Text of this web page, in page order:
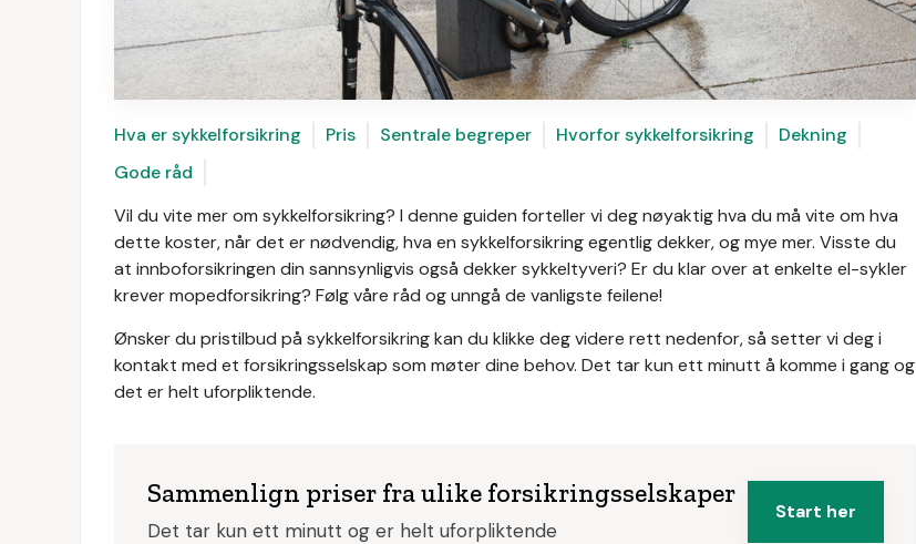
Hva er sykkelforsikring Pris Sentrale begreper Hvorfor sykkelforsikring
Dekning
Gode råd
Vil du vite mer om sykkelforsikring? I denne guiden forteller vi deg nøyaktig hva du må vite om hva
dette koster, når det er nødvendig, hva en sykkelforsikring egentlig dekker, og mye mer. Visste du
at innboforsikringen din sannsynligvis også dekker sykkeltyveri? Er du klar over at enkelte el-sykler
krever mopedforsikring? Følg våre råd og unngå de vanligste feilene!
Ønsker du pristilbud på sykkelforsikring kan du klikke deg videre rett nedenfor, så setter vi deg i
kontakt med et forsikringsselskap som møter dine behov. Det tar kun ett minutt å komme i gang og
det er helt uforpliktende.
Sammenlign priser fra ulike forsikringsselskaper
Det tar kun ett minutt og er helt uforpliktende
Start her